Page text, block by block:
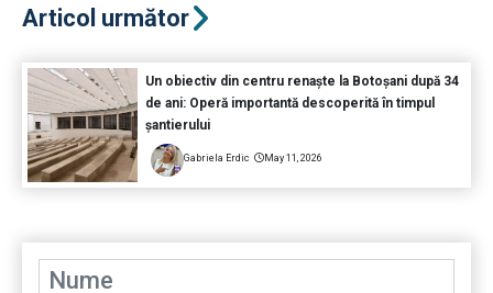
Articol următor
Un obiectiv din centru renaște la Botoșani după 34
de ani: Operă importantă descoperită în timpul
șantierului
Gabriela Erdic May 11, 2026